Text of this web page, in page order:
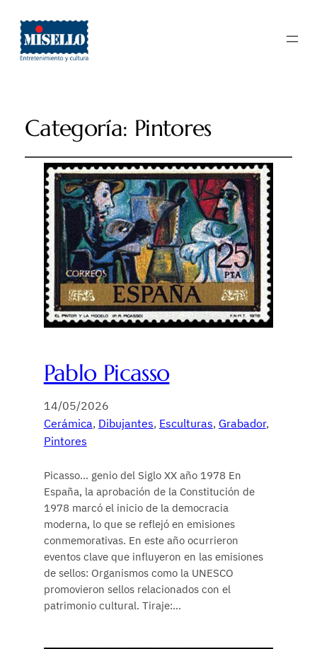
Categoría: Pintores
Pablo Picasso
14/05/2026
Cerámica, Dibujantes, Esculturas, Grabador
Pintores
Picasso… genio del Siglo XX año 1978 En
España, la aprobación de la Constitución de
1978 marcó el inicio de la democracia
moderna, lo que se reflejó en emisiones
conmemorativas. En este año ocurrieron
eventos clave que influyeron en las emisiones
de sellos: Organismos como la UNESCO
promovieron sellos relacionados con el
patrimonio cultural. Tiraje:…